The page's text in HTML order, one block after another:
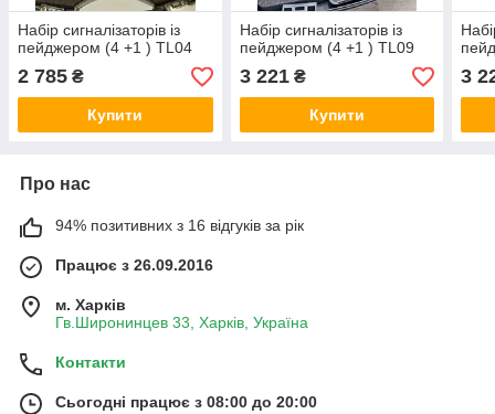
Набір сигналізаторів із
пейджером (4 +1 ) TL04
2 785 ₴
Купити
Набір сигналізаторів із
пейджером (4 +1 ) TL09
3 221₴
Купити
3
Про нас
94% позитивних з 16 відгуків за рік
Працює з 26.09.2016
м. Харків
Гв.Широнинцев 33, Харків, Україна
Контакти
Сьогодні працює з 08:00 до 20:00